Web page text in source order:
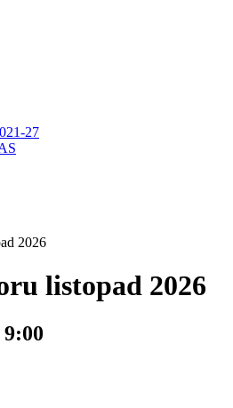
27
2026
listopad 2026
9:00